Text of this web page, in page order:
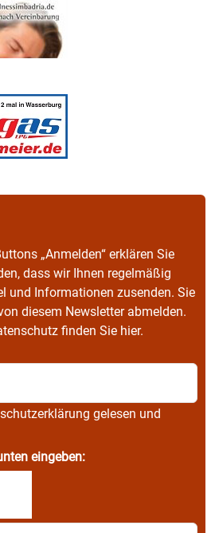
„Anmelden“ erklären Sie
dass wir Ihnen regelmäßig
und Informationen zusenden. Sie
diesem Newsletter abmelden.
finden Sie hier.
gelesen und
eingeben: